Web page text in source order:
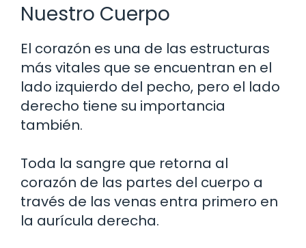
Nuestro Cuerpo
El corazón es una de las estructuras
más vitales que se encuentran en el
lado izquierdo del pecho, pero el lado
derecho tiene su importancia
también.
Toda la sangre que retorna al
corazón de las partes del cuerpo a
través de las venas entra primero en
la aurícula derecha.